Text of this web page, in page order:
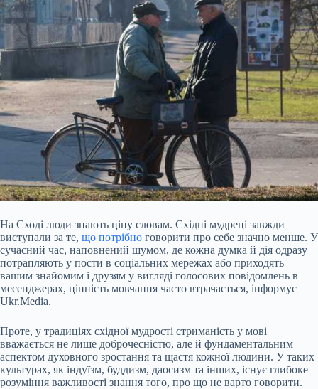
На Сході люди знають ціну словам. Східні мудреці завжди
виступали за те, що потрібно говорити про себе значно менше. У
сучасний час, наповнений шумом, де кожна думка й дія одразу
потрапляють у пости в соціальних мережах або приходять
вашим знайомим і друзям у вигляді голосових повідомлень в
месенджерах, цінність мовчання часто втрачається, інформує
Ukr.Media.
Проте, у традиціях східної мудрості стриманість у мові
вважається не лише доброчесністю, але й фундаментальним
аспектом духовного зростання та щастя кожної людини. У таких
культурах, як індуїзм, буддизм, даосизм та інших, існує глибоке
розуміння важливості знання того, про що не варто говорити.